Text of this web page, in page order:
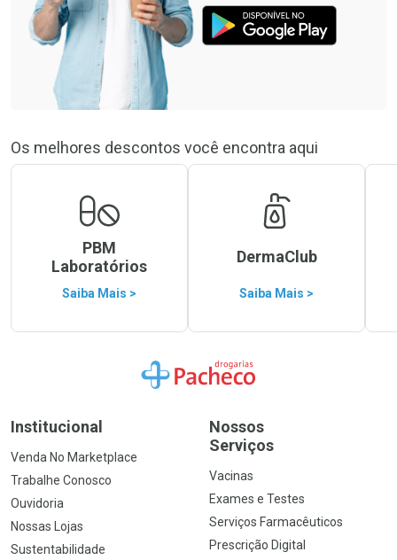
Os melhores descontos você encontra aqui
PBM
Laboratórios
Saiba Mais >
DermaClub
Saiba Mais >
Ir para a Home
Institucional
Venda No Marketplace
Trabalhe Conosco
Ouvidoria
Nossas Lojas
Sustentabilidade
Nossos
Serviços
Vacinas
Exames e Testes
Serviços Farmacêuticos
Prescrição Digital